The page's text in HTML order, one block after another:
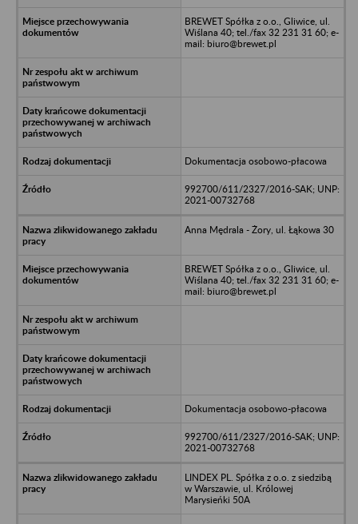
BREWET Spółka z o.o., Gliwice, ul.
Wiślana 40; tel./fax 32 231 31 60; e-
mail: biuro@brewet.pl
Dokumentacja osobowo-płacowa
992700/611/2327/2016-SAK; UNP:
2021-00732768
Anna Mędrala - Żory, ul. Łąkowa 30
BREWET Spółka z o.o., Gliwice, ul.
Wiślana 40; tel./fax 32 231 31 60; e-
mail: biuro@brewet.pl
Dokumentacja osobowo-płacowa
992700/611/2327/2016-SAK; UNP:
2021-00732768
LINDEX PL. Spółka z o.o. z siedzibą
w Warszawie, ul. Królowej
Marysieńki 50A